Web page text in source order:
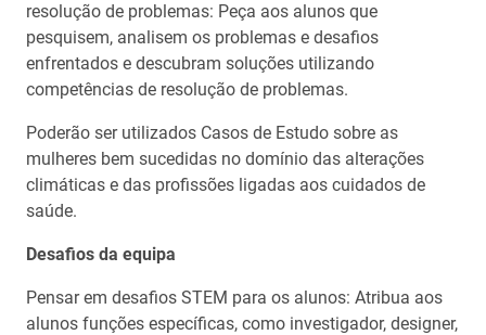
resolução de problemas: Peça aos alunos que
pesquisem, analisem os problemas e desafios
enfrentados e descubram soluções utilizando
competências de resolução de problemas.
Poderão ser utilizados Casos de Estudo sobre as
mulheres bem sucedidas no domínio das alterações
climáticas e das profissões ligadas aos cuidados de
saúde.
Desafios da equipa
Pensar em desafios STEM para os alunos: Atribua aos
alunos funções específicas, como investigador, designer,